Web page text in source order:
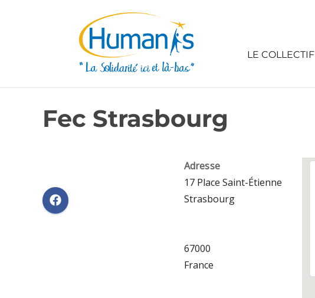
LE COLLECTIF
Fec Strasbourg
Adresse
17 Place Saint-Étienne
Strasbourg
67000
France